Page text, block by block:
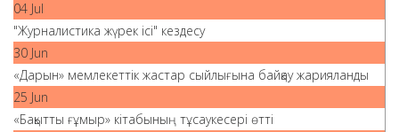
04 Jul
"Журналистика жүрек ісі" кездесу
30 Jun
«Дарын» мемлекеттік жастар сыйлығына байқау жарияланды
25 Jun
«Бақытты ғұмыр» кітабының тұсаукесері өтті